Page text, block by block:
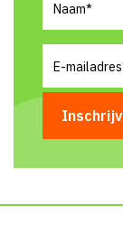
mailadres